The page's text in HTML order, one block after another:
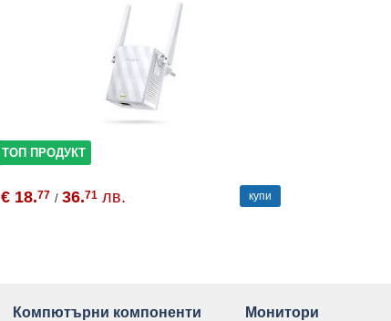
ТОП ПРОДУКТ
€ 18.77 /36.71 лв. купи
Компютърни компоненти Монитори